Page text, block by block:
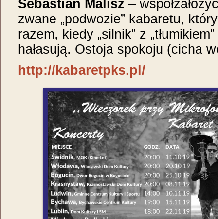
Sebastian Malisz –
zwane „podwozie” kabaretu,
razem, kiedy „silnik” z
hałasują. Ostoja spokoju (cicha
http://kabaretpks.pl/